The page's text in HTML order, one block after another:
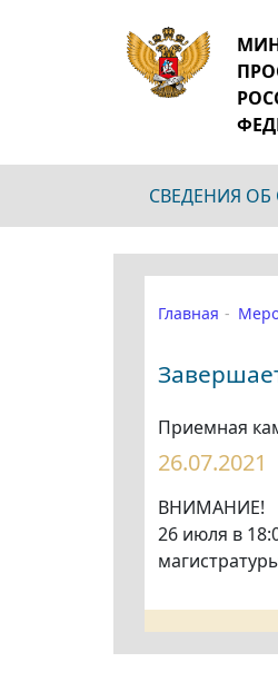
СВЕДЕНИЯ
Главная
Приемная
26.07.2021
ВНИМАНИЕ!
26 июля в